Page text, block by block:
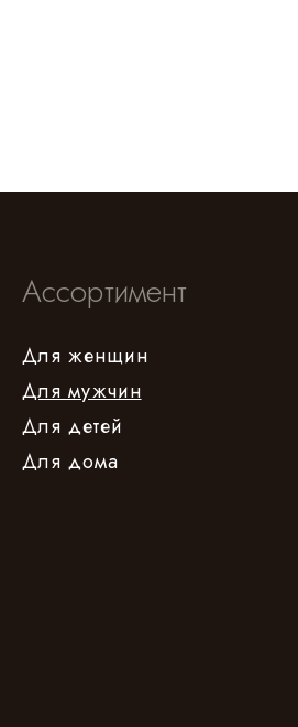
Ассортимент
Для женщин
Для мужчин
Для детей
Для дома